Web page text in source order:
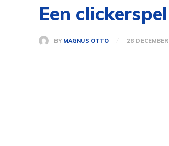
Een
BY MAGNUS OTTO 28